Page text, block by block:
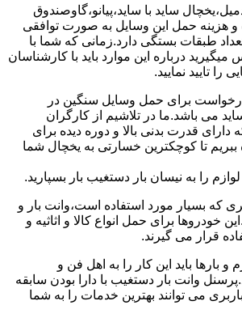
ساید با ساید،پیانو،گاوصندوق
هزینه حمل این وسایل به صورت توافقی
طبقات بستگی دارد.زمانی که شما با
درباره این موارد باید با کارشناسان
را تایید نمایید.
برای حمل وسایل سنگین در
می باشد.ما در تلاشیم از کارگران
قدرت بدنی بالا و دوره دیده برای
تا کوچکترین خسارتی به یخچال شما
را به نیسان بار دستغیب بار بسپارید.
که بسیار مورد استفاده است،وانت بار و
خودروها برای حمل انواع کالا و اثاثیه و
قرار می گیرند.
بارها باید این کار را به اهل فن و
وانت بار دستغیب با دارا بودن سابقه
می توانند بهترین خدمات را به شما